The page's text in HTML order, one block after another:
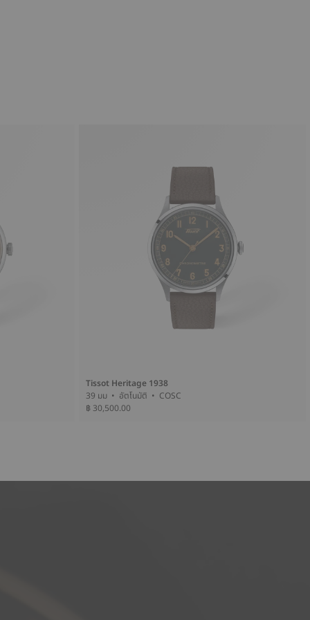
Tissot Heritage 1938
39 มม • อัตโนมัติ • COSC
฿ 30,500.00